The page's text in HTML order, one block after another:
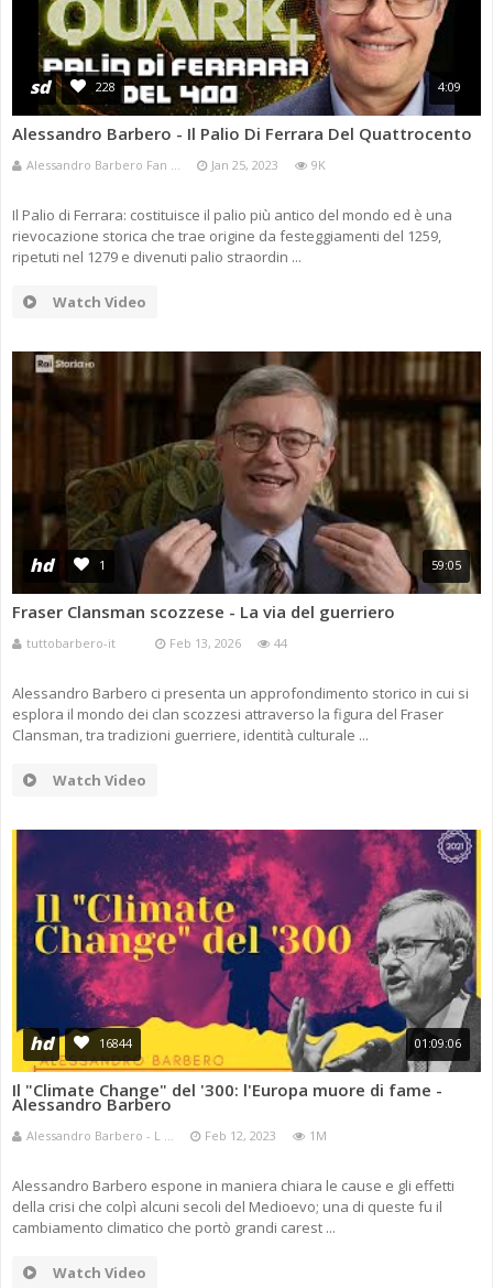
sd 228 4:09
Alessandro Barbero - Il Palio Di Ferrara Del Quattrocento
Alessandro Barbero Fan ... Jan 25, 2023 9K
Il Palio di Ferrara: costituisce il palio più antico del mondo ed è una
rievocazione storica che trae origine da festeggiamenti del 1259,
ripetuti nel 1279 e divenuti palio straordin ...
Watch Video
hd 1 59:05
Fraser Clansman scozzese - La via del guerriero
tuttobarbero-it Feb 13, 2026 44
Alessandro Barbero ci presenta un approfondimento storico in cui si
esplora il mondo dei clan scozzesi attraverso la figura del Fraser
Clansman, tra tradizioni guerriere, identità culturale ...
Watch Video
hd 16844 01:09:06
Il "Climate Change" del '300: l'Europa muore di fame -
Alessandro Barbero
Alessandro Barbero - L ... Feb 12, 2023 1M
Alessandro Barbero espone in maniera chiara le cause e gli effetti
della crisi che colpì alcuni secoli del Medioevo; una di queste fu il
cambiamento climatico che portò grandi carest ...
Watch Video